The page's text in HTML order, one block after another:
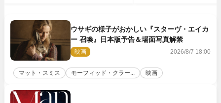
ウサギの様子がおかしい『スターヴ・エイカ
ー 召喚』日本版予告＆場面写真解禁
映画 2026/8/7 18:00
マット・スミス モーフィッド・クラー... 映画